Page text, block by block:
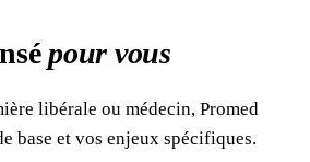
pour vous
libérale ou médecin, Promed
base et vos enjeux spécifiques.